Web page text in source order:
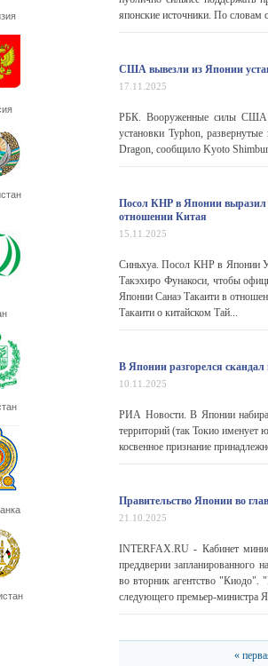
японские источники. По словам
США вывезли из Японии
17.11.2025
РБК. Вооруженные силы США
установки Typhon,
Dragon, сообщило Kyoto
Посол КНР в Японии выразил
отношении Китая
15.11.2025
Синьхуа. Посол КНР в Японии У
Такэхиро Фунакоси, чтобы
Японии Санаэ Такаити в
Такаити о китайском Тай...
В Японии разгорелся
10.11.2025
РИА Новости. В Японии
территорий (так Токио именует
косвенное признание
Правительство Японии во
21.10.2025
INTERFAX.RU - Кабинет
преддверии запланированного
во вторник агентство "Киодо".
следующего премьер-министра
«